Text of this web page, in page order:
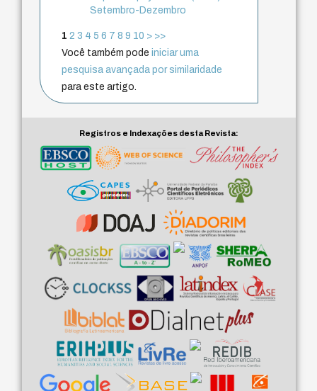
Setembro-Dezembro
1 2 3 4 5 6 7 8 9 10 > >>
Você também podeiniciar uma
pesquisa avançada por similaridade
para este artigo.
Registros e Indexações desta Revista: